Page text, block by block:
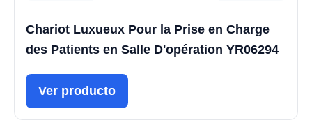
Chariot Luxueux Pour la Prise en Charge
des Patients en Salle D'opération YR06294
Ver producto